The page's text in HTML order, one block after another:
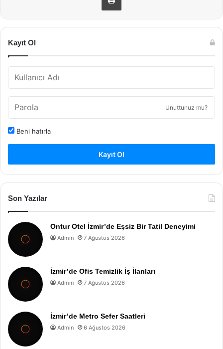
Kayıt Ol
Unuttunuz mu?
Beni hatırla
Kayıt Ol
Son Yazılar
Ontur Otel İzmir’de Eşsiz Bir Tatil Deneyimi
Admin 7 Ağustos 2026
İzmir’de Ofis Temizlik İş İlanları
Admin 7 Ağustos 2026
İzmir’de Metro Sefer Saatleri
Admin 6 Ağustos 2026